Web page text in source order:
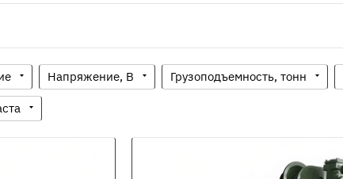
Напряжение, В Грузоподъемность, тонн